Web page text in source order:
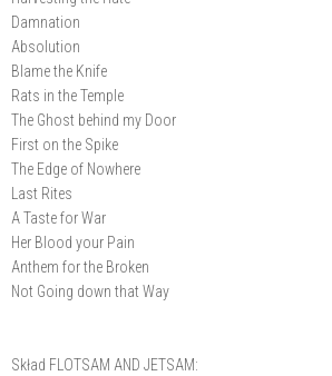
Damnation
Absolution
Blame the Knife
Rats in the Temple
The Ghost behind my Door
First on the Spike
The Edge of Nowhere
Last Rites
A Taste for War
Her Blood your Pain
Anthem for the Broken
Not Going down that Way
Skład FLOTSAM AND JETSAM: